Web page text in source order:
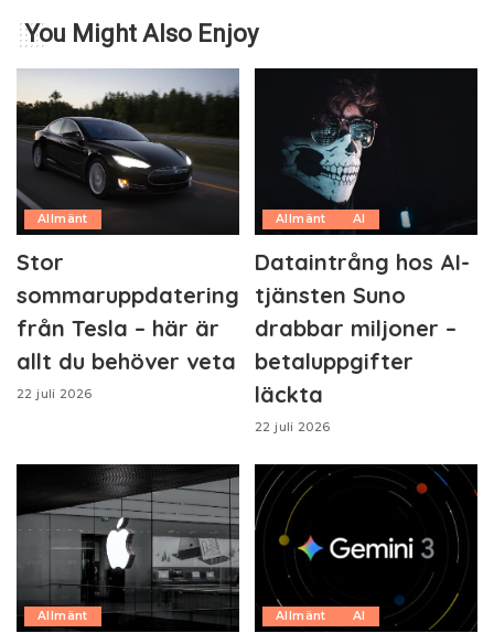
You Might Also Enjoy
Allmänt
Stor
sommaruppdatering
från Tesla – här är
allt du behöver veta
22 juli 2026
Allmänt AI
Dataintrång hos AI-
tjänsten Suno
drabbar miljoner –
betaluppgifter
läckta
22 juli 2026
Allmänt Allmänt AI